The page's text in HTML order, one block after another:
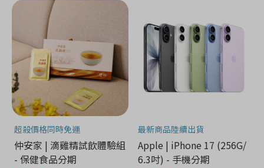
超殺價格同時免運
仲安家 | 滴雞精試飲體驗組
- 保健食品分期
最新商品陸續出貨
Apple | iPhone 17 (256G/
6.3吋) - 手機分期